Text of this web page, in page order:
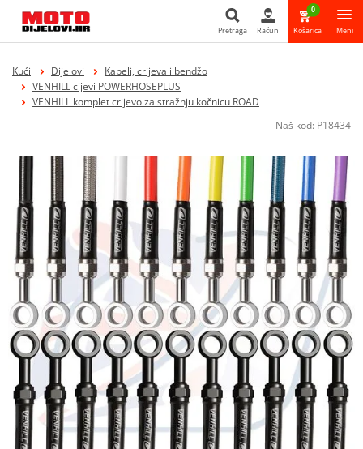
Pretraga Račun
0
Košarica Meni
Kući Dijelovi
Kabeli, crijeva i bendžo
VENHILL cijevi POWERHOSEPLUS
VENHILL komplet crijevo za stražnju kočnicu ROAD
Naš kod: P18434